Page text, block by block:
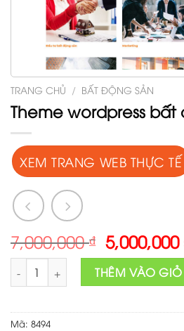
TRANG CHỦ / BẤT ĐỘNG SẢN
Theme wordpress bất
XEM TRANG WEB THỰC TẾ
7,000,000₫ Original
price
was:
7,000,000
5,000,000
Theme wordpress bất động sản 37
THÊM VÀO
Mã: 8494